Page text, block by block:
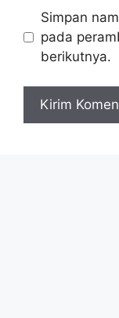
Simpan
pada
berikutnya.